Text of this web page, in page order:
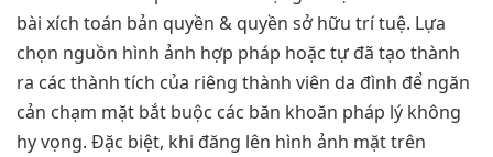
bài xích toán bản quyền & quyền sở hữu trí tuệ. Lựa
chọn nguồn hình ảnh hợp pháp hoặc tự đã tạo thành
ra các thành tích của riêng thành viên da đình để ngăn
cản chạm mặt bắt buộc các băn khoăn pháp lý không
hy vọng. Đặc biệt, khi đăng lên hình ảnh mặt trên